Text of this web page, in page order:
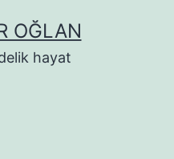
OĞLAN
hayat